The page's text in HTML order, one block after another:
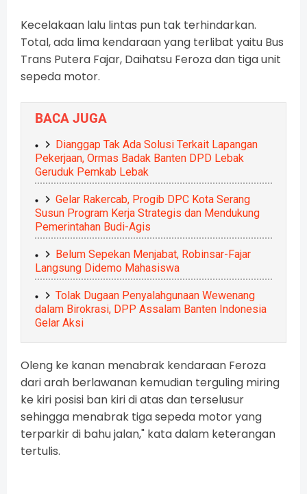
Kecelakaan lalu lintas pun tak terhindarkan.
Total, ada lima kendaraan yang terlibat yaitu Bus
Trans Putera Fajar, Daihatsu Feroza dan tiga unit
sepeda motor.
BACA JUGA
Dianggap Tak Ada Solusi Terkait Lapangan
Pekerjaan, Ormas Badak Banten DPD Lebak
Geruduk Pemkab Lebak
Gelar Rakercab, Progib DPC Kota Serang
Susun Program Kerja Strategis dan Mendukung
Pemerintahan Budi-Agis
Belum Sepekan Menjabat, Robinsar-Fajar
Langsung Didemo Mahasiswa
Tolak Dugaan Penyalahgunaan Wewenang
dalam Birokrasi, DPP Assalam Banten Indonesia
Gelar Aksi
Oleng ke kanan menabrak kendaraan Feroza
dari arah berlawanan kemudian terguling miring
ke kiri posisi ban kiri di atas dan terselusur
sehingga menabrak tiga sepeda motor yang
terparkir di bahu jalan," kata dalam keterangan
tertulis.